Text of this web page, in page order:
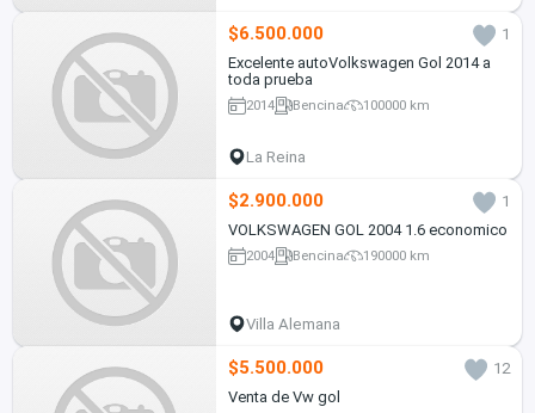
$6.500.000
1
Excelente autoVolkswagen Gol 2014 a
toda prueba
2014 Bencina 100000 km
La Reina
$2.900.000
1
VOLKSWAGEN GOL 2004 1.6 economico
2004 Bencina 190000 km
Villa Alemana
$5.500.000
12
Venta de Vw gol